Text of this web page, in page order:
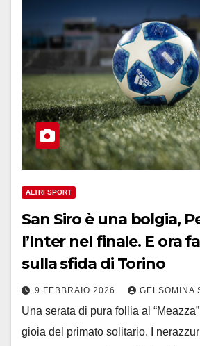
ALTRI SPORT
San Siro è una bolgia,
l’Inter nel finale. E ora
sulla sfida di Torino
9 FEBBRAIO 2026 GELSOMINA
Una serata di pura follia al
gioia del primato solitario. I